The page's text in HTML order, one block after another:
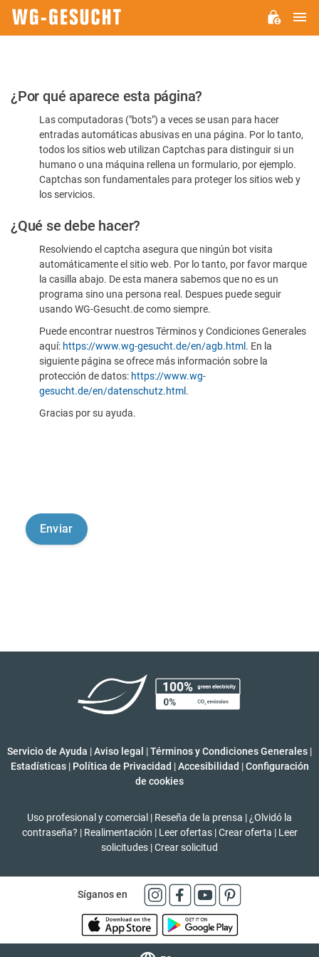
Por
favor,
confirme
humano
¿Por qué aparece esta página?
Las computadoras ("bots") a veces se usan para hacer
entradas automáticas abusivas en una página. Por lo tanto,
todos los sitios web utilizan Captchas para distinguir si un
humano o una máquina rellena un formulario, por ejemplo.
Captchas son fundamentales para proteger los sitios web y
los servicios.
¿Qué se debe hacer?
Resolviendo el captcha asegura que ningún bot visita
automáticamente el sitio web. Por lo tanto, por favor marque
la casilla abajo. De esta manera sabemos que no es un
programa sino una persona real. Despues puede seguir
usando WG-Gesucht.de como siempre.
Puede encontrar nuestros Términos y Condiciones Generales
aquí: https://www.wg-gesucht.de/en/agb.html . En la
siguiente página se ofrece más información sobre la
protección de datos: https://www.wg-
gesucht.de/en/datenschutz.html .
Gracias por su ayuda.
Servicio de Ayuda |Aviso legal |Términos y Condiciones Generales |
Estadísticas | Política de Privacidad | Accesibilidad | Configuración
de cookies
Uso profesional y comercial | Reseña de la prensa | ¿Olvidó la
contraseña? | Realimentación | Leer ofertas | Crear oferta | Leer
solicitudes |Crear solicitud
Síganos en